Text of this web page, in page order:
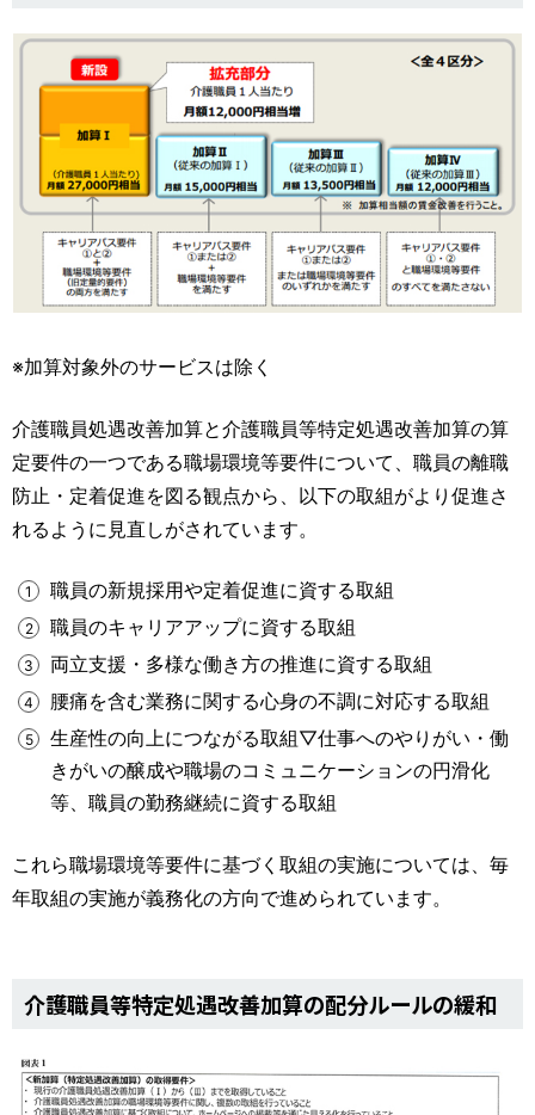
※加算対象外のサービスは除く
介護職員処遇改善加算と介護職員等特定処遇改善加算の算
定要件の一つである職場環境等要件について、職員の離職
防止・定着促進を図る観点から、以下の取組がより促進さ
れるように見直しがされています。
職員の新規採用や定着促進に資する取組
職員のキャリアアップに資する取組
両立支援・多様な働き方の推進に資する取組
腰痛を含む業務に関する心身の不調に対応する取組
生産性の向上につながる取組▽仕事へのやりがい・働
きがいの醸成や職場のコミュニケーションの円滑化
等、職員の勤務継続に資する取組
これら職場環境等要件に基づく取組の実施については、毎
年取組の実施が義務化の方向で進められています。
介護職員等特定処遇改善加算の配分ルールの緩和